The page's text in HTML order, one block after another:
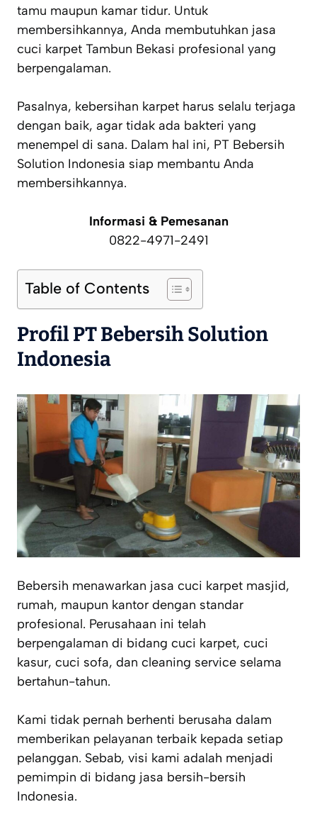
tamu maupun kamar tidur. Untuk
membersihkannya, Anda membutuhkan jasa
cuci karpet Tambun Bekasi profesional yang
berpengalaman.
Pasalnya, kebersihan karpet harus selalu terjaga
dengan baik, agar tidak ada bakteri yang
menempel di sana. Dalam hal ini, PT Bebersih
Solution Indonesia siap membantu Anda
membersihkannya.
Informasi & Pemesanan
0822-4971-2491
Table of Contents
Profil PT Bebersih Solution
Indonesia
Bebersih menawarkan jasa cuci karpet masjid,
rumah, maupun kantor dengan standar
profesional. Perusahaan ini telah
berpengalaman di bidang cuci karpet, cuci
kasur, cuci sofa, dan cleaning service selama
bertahun-tahun.
Kami tidak pernah berhenti berusaha dalam
memberikan pelayanan terbaik kepada setiap
pelanggan. Sebab, visi kami adalah menjadi
pemimpin di bidang jasa bersih-bersih
Indonesia.